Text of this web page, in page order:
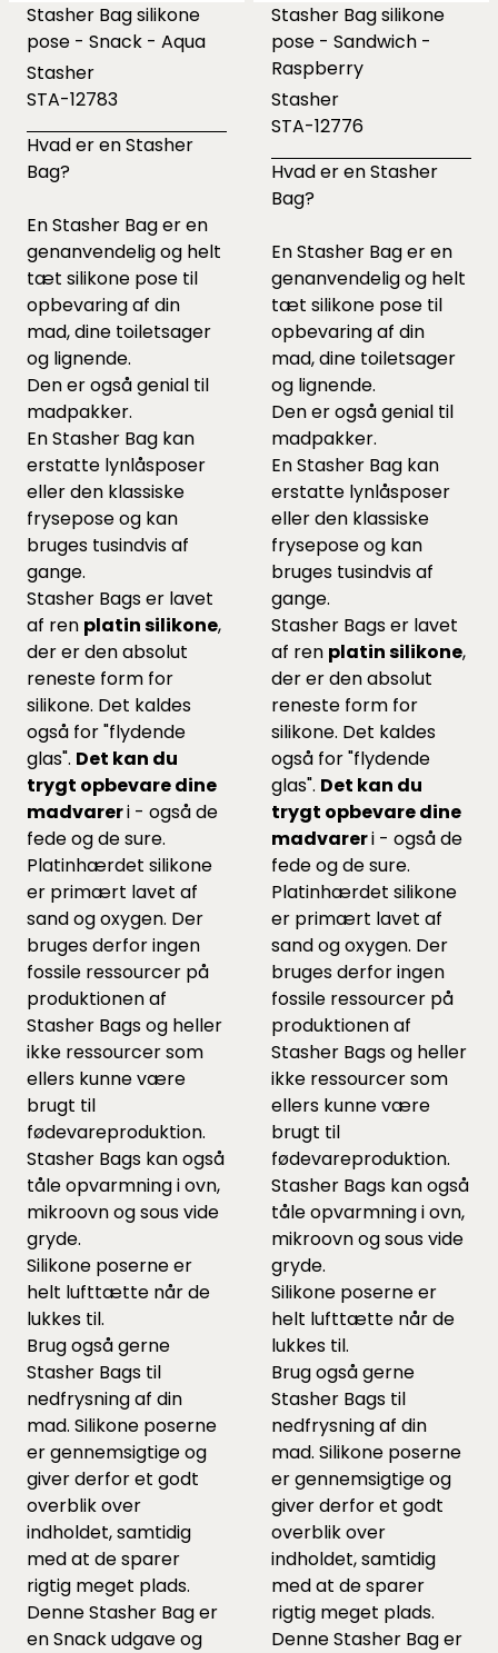
Stasher Bag silikone
pose - Snack - Aqua
Stasher
STA-12783
Hvad er en Stasher
Bag?
En Stasher Bag er en
genanvendelig og helt
tæt silikone pose til
opbevaring af din
mad, dine toiletsager
og lignende.
Den er også genial til
madpakker.
En Stasher Bag kan
erstatte lynlåsposer
eller den klassiske
frysepose og kan
bruges tusindvis af
gange.
Stasher Bags er lavet
af ren platin silikone,
der er den absolut
reneste form for
silikone. Det kaldes
også for "flydende
glas". Det kan du
trygt opbevare dine
madvareri - også de
fede og de sure.
Platinhærdet silikone
er primært lavet af
sand og oxygen. Der
bruges derfor ingen
fossile ressourcer på
produktionen af
Stasher Bags og heller
ikke ressourcer som
ellers kunne være
brugt til
fødevareproduktion.
Stasher Bags kan også
tåle opvarmning i ovn,
mikroovn og sous vide
gryde.
Silikone poserne er
helt lufttætte når de
lukkes til.
Brug også gerne
Stasher Bags til
nedfrysning af din
mad. Silikone poserne
er gennemsigtige og
giver derfor et godt
overblik over
indholdet, samtidig
med at de sparer
rigtig meget plads.
Denne Stasher Bag er
en Snack udgave og
Stasher Bag silikone
pose - Sandwich -
Raspberry
Stasher
STA-12776
Hvad er en Stasher
Bag?
En Stasher Bag er en
genanvendelig og helt
tæt silikone pose til
opbevaring af din
mad, dine toiletsager
og lignende.
Den er også genial til
madpakker.
En Stasher Bag kan
erstatte lynlåsposer
eller den klassiske
frysepose og kan
bruges tusindvis af
gange.
Stasher Bags er lavet
af ren platin silikone,
der er den absolut
reneste form for
silikone. Det kaldes
også for "flydende
glas". Det kan du
trygt opbevare dine
madvareri - også de
fede og de sure.
Platinhærdet silikone
er primært lavet af
sand og oxygen. Der
bruges derfor ingen
fossile ressourcer på
produktionen af
Stasher Bags og heller
ikke ressourcer som
ellers kunne være
brugt til
fødevareproduktion.
Stasher Bags kan også
tåle opvarmning i ovn,
mikroovn og sous vide
gryde.
Silikone poserne er
helt lufttætte når de
lukkes til.
Brug også gerne
Stasher Bags til
nedfrysning af din
mad. Silikone poserne
er gennemsigtige og
giver derfor et godt
overblik over
indholdet, samtidig
med at de sparer
rigtig meget plads.
Denne Stasher Bag er